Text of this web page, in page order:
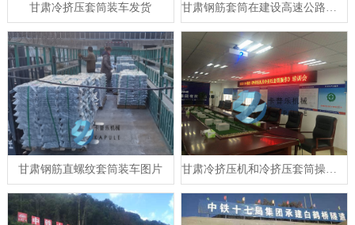
甘肃冷挤压套筒装车发货
甘肃钢筋直螺纹套筒装车图片 甘肃冷挤压机和冷挤压套筒操作培训会